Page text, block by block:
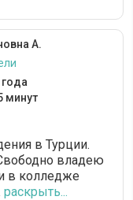
А.
года
минут
в Турции.
владею
в колледже
раскрыть...